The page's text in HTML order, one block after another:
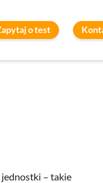
o test
– takie